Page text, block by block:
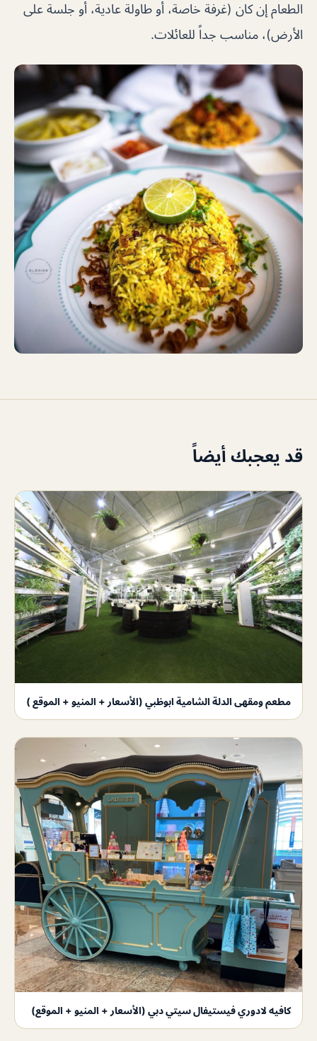
الطعام إن كان (غرفة خاصة، أو طاولة عادية، أو جلسة على
الأرض)، مناسب جداً للعائلات.
قد يعجبك أيضاً
مطعم ومقهى الدلة الشامية ابوظبي (الأسعار + المنيو + الموقع )
كافيه لادوري فيستيفال سيتي دبي (الأسعار + المنيو + الموقع)